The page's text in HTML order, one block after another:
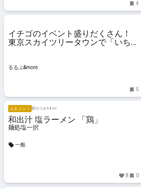
4
イチゴのイベント盛りだくさん！
東京スカイツリータウンで「いちご
るるぶ&more.
5
エキメシ！ 駅から654 m
和出汁 塩ラーメン 「鶏」
麺処塩一択
一般
8 0